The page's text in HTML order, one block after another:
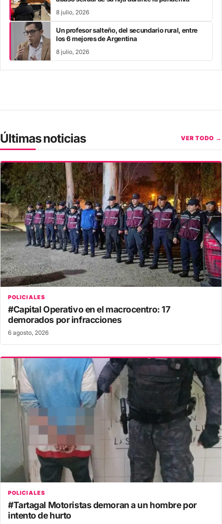
8 julio, 2026
Un profesor salteño, del secundario rural, entre
los 6 mejores de Argentina
8 julio, 2026
Últimas noticias VER TODO →
POLICIALES
#Capital Operativo en el macrocentro: 17
demorados por infracciones
6 agosto, 2026
POLICIALES
#Tartagal Motoristas demoran a un hombre por
intento de hurto